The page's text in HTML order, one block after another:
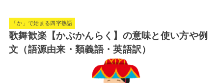
「か」で始まる四字熟語
歌舞歓楽【かぶかんらく】の意味と使い方や例
文（語源由来・類義語・英語訳）